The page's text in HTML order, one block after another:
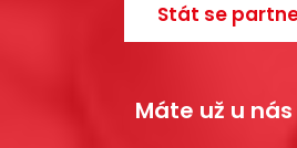
Stát se
Máte už u